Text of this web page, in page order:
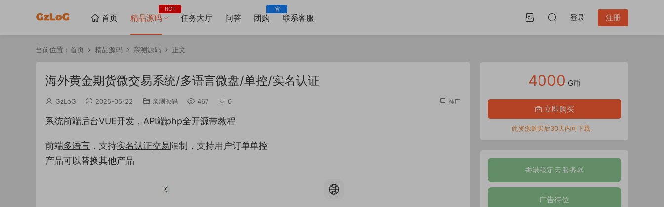
首页 精品源码
HOT
任务大厅 问答 团购
省
联系客服 登录 注册
当前位置： 首页 精品源码 亲测源码 正文
海外黄金期货微交易系统/多语言微盘/单控/实名认证
GzLoG 2025-05-22 亲测源码 467 0 推广
系统前端后台VUE开发，API端php全开源带教程
前端多语言 ，支持实名认证交易限制，支持用户订单单控
产品可以替换其他产品
4000 G币
立即购买
此资源购买后30天内可下载。
香港稳定云服务器
广告待位